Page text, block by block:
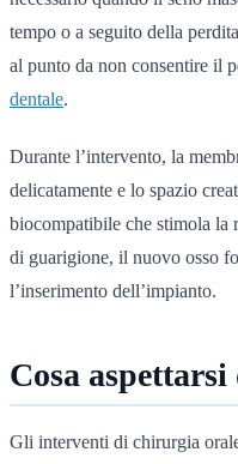
tempo o a seguito della
al punto da non consentire il
dentale.
Durante l’intervento, la
delicatamente e lo spazio
biocompatibile che stimola la
di guarigione, il nuovo osso
l’inserimento dell’impianto.
Cosa
Gli interventi di chirurgia